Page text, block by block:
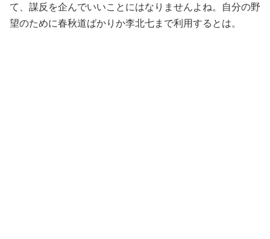
て、謀反を企んでいいことにはなりませんよね。自分の野
望のために春秋道ばかりか李北七まで利用するとは。